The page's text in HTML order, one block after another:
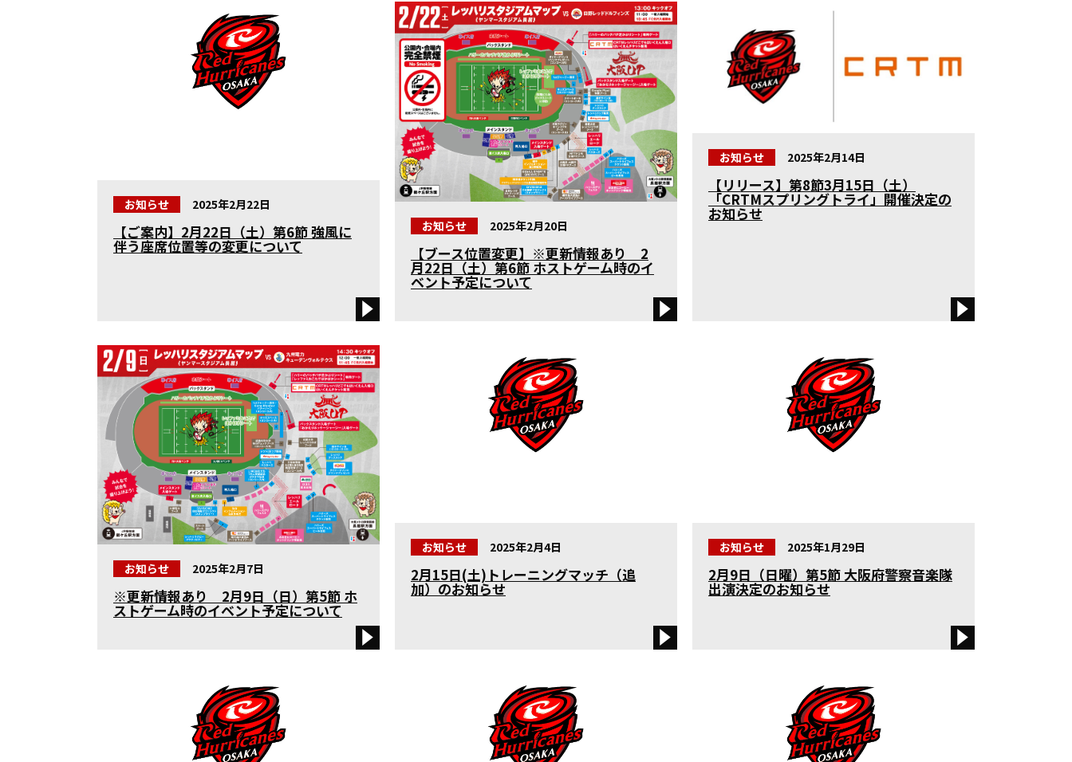
お知らせ 2025年2月22日
【ご案内】2月22日（土）第6節 強風に
伴う座席位置等の変更について
お知らせ 2025年2月20日
【ブース位置変更】※更新情報あり 2
月22日（土）第6節 ホストゲーム時のイ
ベント予定について
お知らせ 2025年2月14日
【リリース】第8節3月15日（土）
「CRTMスプリングトライ」開催決定の
お知らせ
お知らせ 2025年2月7日
※更新情報あり 2月9日（日）第5節 ホ
ストゲーム時のイベント予定について
お知らせ 2025年2月4日
2月15日(土)トレーニングマッチ（追
加）のお知らせ
お知らせ 2025年1月29日
2月9日（日曜）第5節 大阪府警察音楽隊
出演決定のお知らせ
もっと見る